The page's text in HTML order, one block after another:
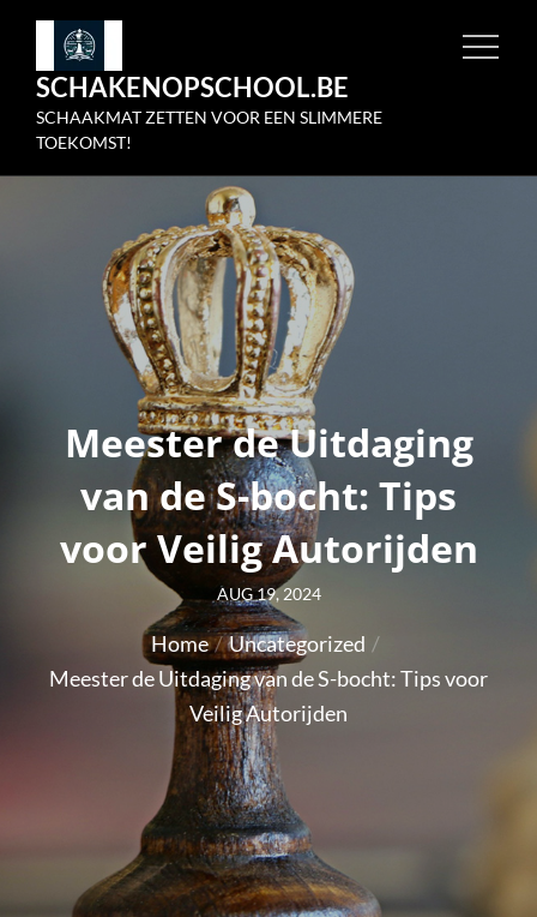
Skip
contentSCHAKENOPSCHOOL.BE
SCHAAKMAT ZETTEN VOOR EEN SLIMMERE
TOEKOMST!
Meester de Uitdaging
van de S-bocht: Tips
voor Veilig Autorijden
Posted
on
AUG 19, 2024
Home
Uncategorized
Meester de Uitdaging van de S-bocht: Tips voor
Veilig Autorijden